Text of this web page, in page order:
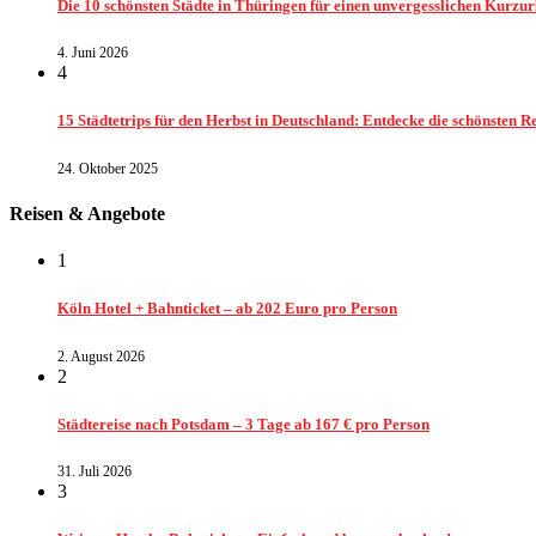
Die 10 schönsten Städte in Thüringen für einen unvergesslichen
4. Juni 2026
4
15 Städtetrips für den Herbst in Deutschland: Entdecke die schönsten
24. Oktober 2025
Reisen & Angebote
1
Köln Hotel + Bahnticket – ab 202 Euro pro Person
2. August 2026
2
Städtereise nach Potsdam – 3 Tage ab 167 € pro Person
31. Juli 2026
3